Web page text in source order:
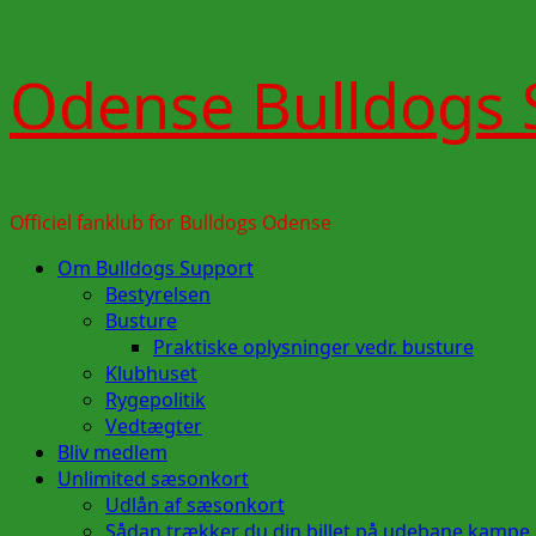
to
content
Odense Bulldogs
Officiel fanklub for Bulldogs Odense
PrimaryOm Bulldogs Support
Bestyrelsen
Busture
Praktiske oplysninger vedr. busture
Klubhuset
Rygepolitik
Vedtægter
Bliv medlem
Unlimited sæsonkort
Udlån af sæsonkort